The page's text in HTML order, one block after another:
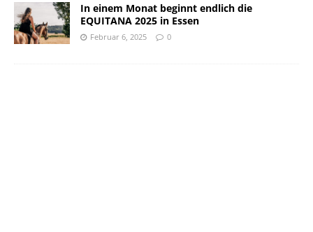
In einem Monat beginnt endlich die
EQUITANA 2025 in Essen
Februar 6, 2025 0